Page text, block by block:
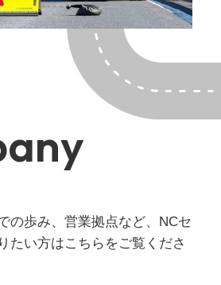
の歩み、営業拠点など、NCセ
たい方はこちらをご覧くださ